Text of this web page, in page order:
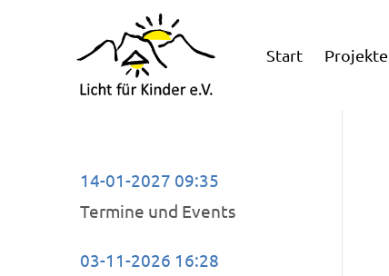
Start Projekte
14-01-2027 09:35
Termine und Events
03-11-2026 16:28